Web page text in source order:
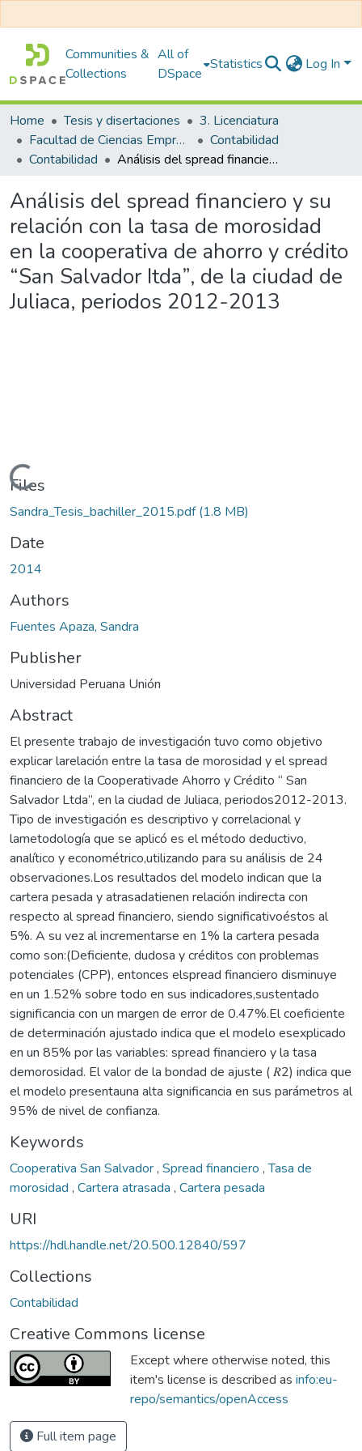
Communities &
Collections
All of
DSpace
Statistics Log In
Home Tesis y disertaciones
3. Licenciatura
Facultad de Ciencias Empresariales
Contabilidad
Contabilidad
Análisis del spread financiero y su relación con la tasa de morosidad en la cooperativa de ahorro y crédito “San Salvador Itda”, de la ciudad de Juliaca, periodos 2012-2013
Análisis del spread financiero y su
relación con la tasa de morosidad
en la cooperativa de ahorro y crédito
“San Salvador Itda”, de la ciudad de
Juliaca, periodos 2012-2013
Loading...
Files
Sandra_Tesis_bachiller_2015.pdf(1.8 MB)
Date
2014
Authors
Fuentes Apaza, Sandra
Publisher
Universidad Peruana Unión
Abstract
El presente trabajo de investigación tuvo como objetivo
explicar larelación entre la tasa de morosidad y el spread
financiero de la Cooperativade Ahorro y Crédito “ San
Salvador Ltda”, en la ciudad de Juliaca, periodos2012-2013.
Tipo de investigación es descriptivo y correlacional y
lametodología que se aplicó es el método deductivo,
analítico y econométrico,utilizando para su análisis de 24
observaciones.Los resultados del modelo indican que la
cartera pesada y atrasadatienen relación indirecta con
respecto al spread financiero, siendo significativoéstos al
5%. A su vez al incrementarse en 1% la cartera pesada
como son:(Deficiente, dudosa y créditos con problemas
potenciales (CPP), entonces elspread financiero disminuye
en un 1.52% sobre todo en sus indicadores,sustentado
significancia con un margen de error de 0.47%.El coeficiente
de determinación ajustado indica que el modelo esexplicado
en un 85% por las variables: spread financiero y la tasa
demorosidad. El valor de la bondad de ajuste ( 𝑅2) indica que
el modelo presentauna alta significancia en sus parámetros al
95% de nivel de confianza.
Keywords
Cooperativa San Salvador, Spread financiero ,Tasa de
morosidad , Cartera atrasada , Cartera pesada
URI
https://hdl.handle.net/20.500.12840/597
Collections
Contabilidad
Creative Commons license
Except where otherwise noted, this
item's license is described as info:eu-
repo/semantics/openAccess
Full item page